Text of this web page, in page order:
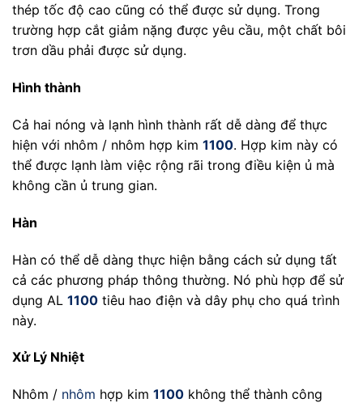
thép tốc độ cao cũng có thể được sử dụng. Trong
trường hợp cắt giảm nặng được yêu cầu, một chất bôi
trơn dầu phải được sử dụng.
Hình thành
Cả hai nóng và lạnh hình thành rất dễ dàng để thực
hiện với nhôm / nhôm hợp kim 1100. Hợp kim này có
thể được lạnh làm việc rộng rãi trong điều kiện ủ mà
không cần ủ trung gian.
Hàn
Hàn có thể dễ dàng thực hiện bằng cách sử dụng tất
cả các phương pháp thông thường. Nó phù hợp để sử
dụng AL 1100 tiêu hao điện và dây phụ cho quá trình
này.
Xử Lý Nhiệt
Nhôm / nhôm hợp kim 1100 không thể thành công